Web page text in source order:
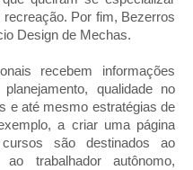
Por fim, Bezerros
Design de Mechas.
recebem informações
qualidade no
e até mesmo estratégias de
a criar uma página
são destinados ao
ao trabalhador autônomo,